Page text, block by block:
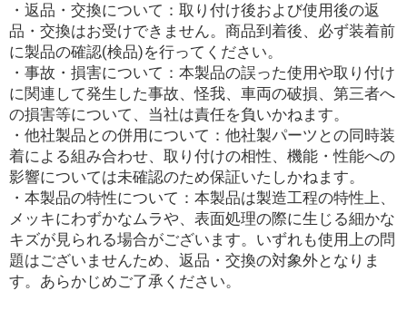
・返品・交換について：取り付け後および使用後の返
品・交換はお受けできません。商品到着後、必ず装着前
に製品の確認(検品)を行ってください。
・事故・損害について：本製品の誤った使用や取り付け
に関連して発生した事故、怪我、車両の破損、第三者へ
の損害等について、当社は責任を負いかねます。
・他社製品との併用について：他社製パーツとの同時装
着による組み合わせ、取り付けの相性、機能・性能への
影響については未確認のため保証いたしかねます。
・本製品の特性について：本製品は製造工程の特性上、
メッキにわずかなムラや、表面処理の際に生じる細かな
キズが見られる場合がございます。いずれも使用上の問
題はございませんため、返品・交換の対象外となりま
す。あらかじめご了承ください。